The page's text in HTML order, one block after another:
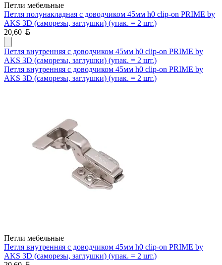
Петли мебельные
Петля полунакладная с доводчиком 45мм h0 clip-on PRIME by
AKS 3D (саморезы, заглушки) (упак. = 2 шт.)
20,60
Петля внутренняя с доводчиком 45мм h0 clip-on PRIME by
AKS 3D (саморезы, заглушки) (упак. = 2 шт.)
Петля внутренняя с доводчиком 45мм h0 clip-on PRIME by
AKS 3D (саморезы, заглушки) (упак. = 2 шт.)
Петли мебельные
Петля внутренняя с доводчиком 45мм h0 clip-on PRIME by
AKS 3D (саморезы, заглушки) (упак. = 2 шт.)